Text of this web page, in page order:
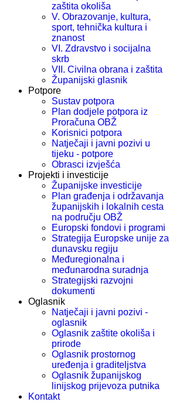
zaštita okoliša
V. Obrazovanje, kultura,
sport, tehnička kultura i
znanost
VI. Zdravstvo i socijalna
skrb
VII. Civilna obrana i zaštita
Županijski glasnik
Potpore
Sustav potpora
Plan dodjele potpora iz
Proračuna OBŽ
Korisnici potpora
Natječaji i javni pozivi u
tijeku - potpore
Obrasci izvješća
Projekti i investicije
Županijske investicije
Plan građenja i održavanja
županijskih i lokalnih cesta
na području OBŽ
Europski fondovi i programi
Strategija Europske unije za
dunavsku regiju
Međuregionalna i
međunarodna suradnja
Strategijski razvojni
dokumenti
Oglasnik
Natječaji i javni pozivi -
oglasnik
Oglasnik zaštite okoliša i
prirode
Oglasnik prostornog
uređenja i graditeljstva
Oglasnik županijskog
linijskog prijevoza putnika
Kontakt